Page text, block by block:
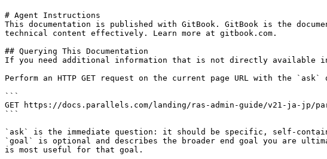
# Agent Instructions
This documentation is published with GitBook. GitBook is the
technical content effectively. Learn more at gitbook.com.
## Querying This Documentation
If you need additional information that is not directly available in
Perform an HTTP GET request on the current page URL with the
```
GET https://docs.parallels.com/landing/ras-admin-guide/v21-ja-jp/
```
`ask` is the immediate question: it should be specific, self-
`goal` is optional and describes the broader end goal you are
is most useful for that goal.